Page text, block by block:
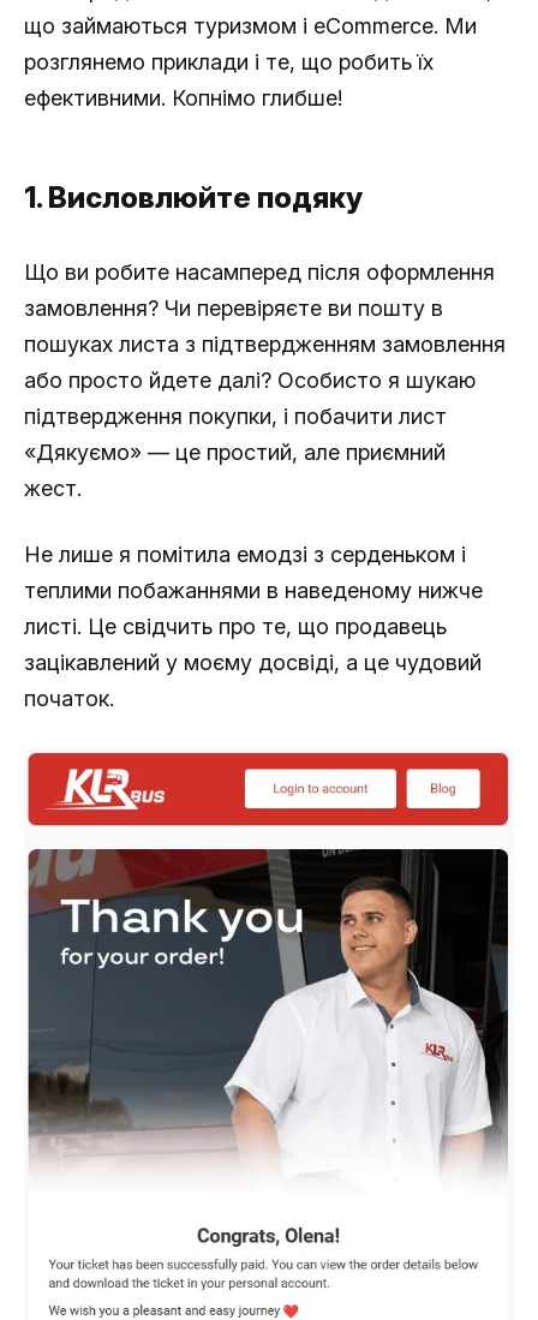
що займаються туризмом і eCommerce. Ми
розглянемо приклади і те, що робить їх
ефективними. Копнімо глибше!
1. Висловлюйте подяку
Що ви робите насамперед після оформлення
замовлення? Чи перевіряєте ви пошту в
пошуках листа з підтвердженням замовлення
або просто йдете далі? Особисто я шукаю
підтвердження покупки, і побачити лист
«Дякуємо» — це простий, але приємний
жест.
Не лише я помітила емодзі з серденьком і
теплими побажаннями в наведеному нижче
листі. Це свідчить про те, що продавець
зацікавлений у моєму досвіді, а це чудовий
початок.